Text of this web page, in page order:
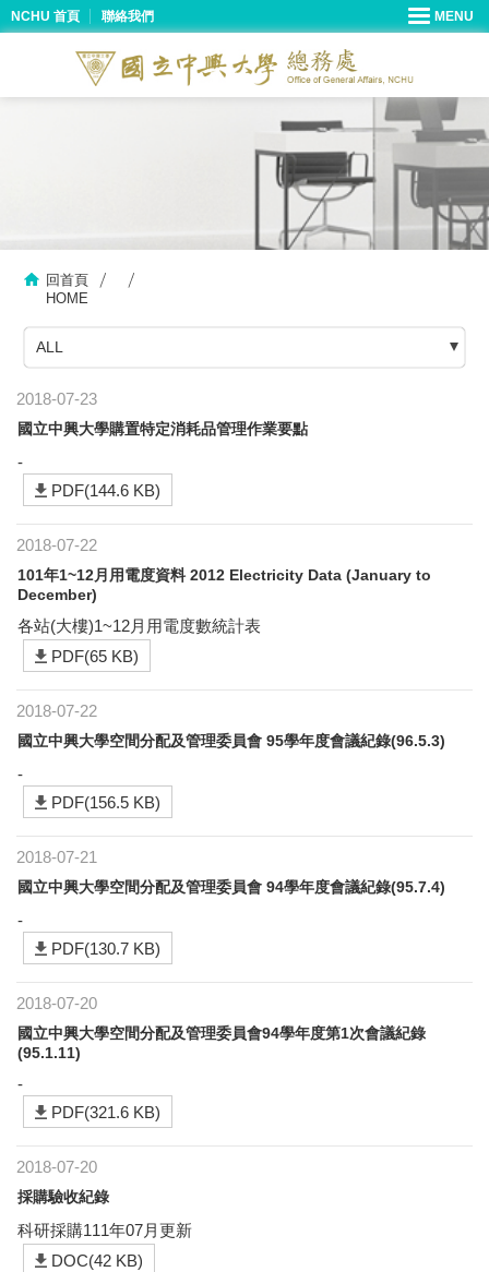
NCHU 首頁 聯絡我們
回首頁
HOME
ALL
2018-07-23
國立中興大學購置特定消耗品管理作業要點
-
PDF(144.6 KB)
2018-07-22
101年1~12月用電度資料 2012 Electricity Data (January to
December)
各站(大樓)1~12月用電度數統計表
PDF(65 KB)
2018-07-22
國立中興大學空間分配及管理委員會 95學年度會議紀錄(96.5.3)
-
PDF(156.5 KB)
2018-07-21
國立中興大學空間分配及管理委員會 94學年度會議紀錄(95.7.4)
-
PDF(130.7 KB)
2018-07-20
國立中興大學空間分配及管理委員會94學年度第1次會議紀錄
(95.1.11)
-
PDF(321.6 KB)
2018-07-20
採購驗收紀錄
科研採購111年07月更新
DOC(42 KB)